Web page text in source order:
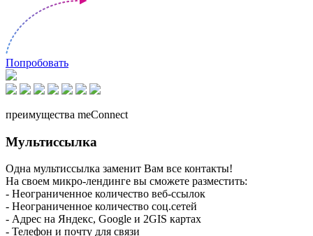
Попробовать
преимущества meConnect
Мультиссылка
Одна мультиссылка заменит Вам все контакты!
На своем микро-лендинге вы сможете разместить:
- Неограниченное количество веб-ссылок
- Неограниченное количество соц.сетей
- Адрес на Яндекс, Google и 2GIS картах
- Телефон и почту для связи